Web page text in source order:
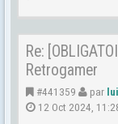
Re:
Retrogamer
#441359 par
12 Oct 2024,